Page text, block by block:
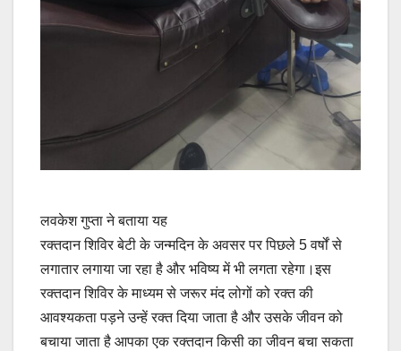
लवकेश गुप्ता ने बताया यह
रक्तदान शिविर बेटी के जन्मदिन के अवसर पर पिछले 5 वर्षों से
लगातार लगाया जा रहा है और भविष्य में भी लगता रहेगा।इस
रक्तदान शिविर के माध्यम से जरूर मंद लोगों को रक्त की
आवश्यकता पड़ने उन्हें रक्त दिया जाता है और उसके जीवन को
बचाया जाता है आपका एक रक्तदान किसी का जीवन बचा सकता